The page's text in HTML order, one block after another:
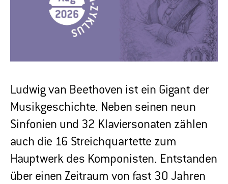
Ludwig van Beethoven ist ein Gigant der
Musikgeschichte. Neben seinen neun
Sinfonien und 32 Klaviersonaten zählen
auch die 16 Streichquartette zum
Hauptwerk des Komponisten. Entstanden
über einen Zeitraum von fast 30 Jahren